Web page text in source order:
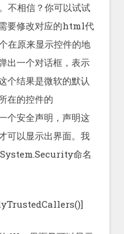
不相信？你可以试试
要修改对应的html代
在原来显示控件的地
出一个对话框，表示
个结果是微软的默认
在的控件的
安全声明，声明这
可以显示出界面。我
命名